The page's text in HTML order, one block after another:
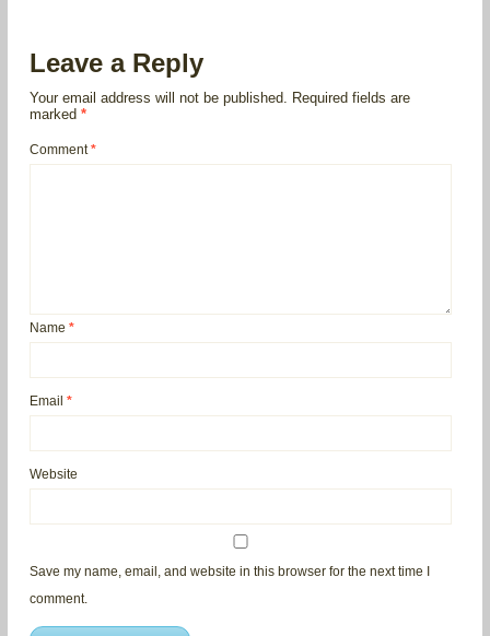
Leave a Reply
Your email address will not be published. Required fields are
marked*
Comment*
Name*
Email*
Website
Save my name, email, and website in this browser for the next time I
comment.